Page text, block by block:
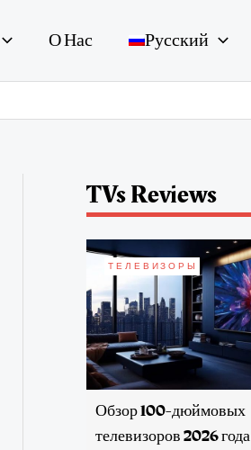
О Нас Русский
TVs Reviews
ТЕЛЕВИЗОРЫ
Обзор 100-дюймовых
телевизоров 2026 года